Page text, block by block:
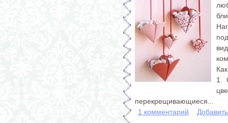
1.
перекрещивающиеся...
1 комментарий